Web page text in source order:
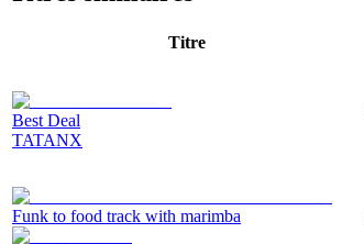
Titre
Best Deal
TATANX
Funk to food track with marimba